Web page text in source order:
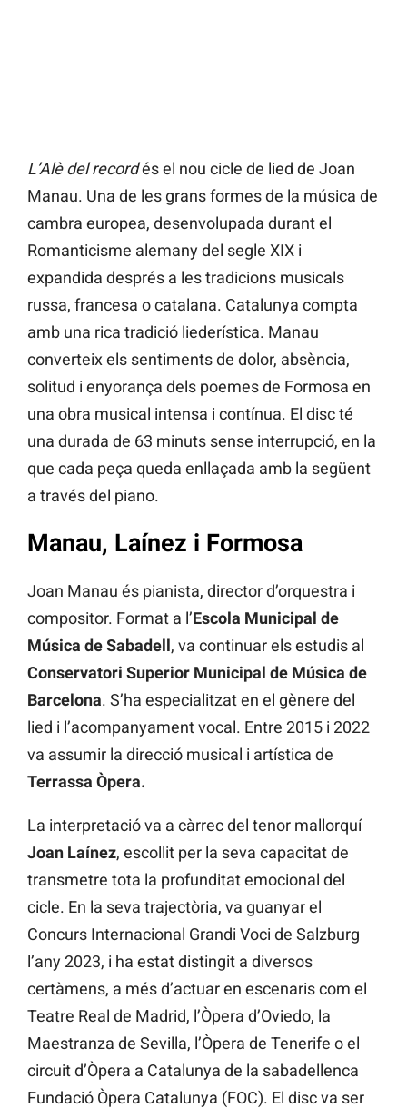
L’Alè del recordés el nou cicle de lied de Joan
Manau. Una de les grans formes de la música de
cambra europea, desenvolupada durant el
Romanticisme alemany del segle XIX i
expandida després a les tradicions musicals
russa, francesa o catalana. Catalunya compta
amb una rica tradició liederística. Manau
converteix els sentiments de dolor, absència,
solitud i enyorança dels poemes de Formosa en
una obra musical intensa i contínua. El disc té
una durada de 63 minuts sense interrupció, en la
que cada peça queda enllaçada amb la següent
a través del piano.
Manau, Laínez i Formosa
Joan Manau és pianista, director d’orquestra i
compositor. Format a l’Escola Municipal de
Música de Sabadell, va continuar els estudis al
Conservatori Superior Municipal de Música de
Barcelona. S’ha especialitzat en el gènere del
lied i l’acompanyament vocal. Entre 2015 i 2022
va assumir la direcció musical i artística de
Terrassa Òpera.
La interpretació va a càrrec del tenor mallorquí
Joan Laínez, escollit per la seva capacitat de
transmetre tota la profunditat emocional del
cicle. En la seva trajectòria, va guanyar el
Concurs Internacional Grandi Voci de Salzburg
l’any 2023, i ha estat distingit a diversos
certàmens, a més d’actuar en escenaris com el
Teatre Real de Madrid, l’Òpera d’Oviedo, la
Maestranza de Sevilla, l’Òpera de Tenerife o el
circuit d’Òpera a Catalunya de la sabadellenca
Fundació Òpera Catalunya (FOC). El disc va ser